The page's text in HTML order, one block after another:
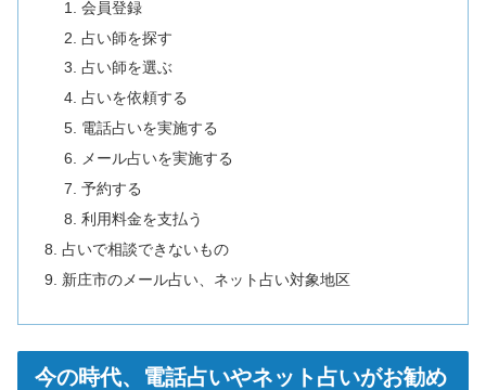
会員登録
占い師を探す
占い師を選ぶ
占いを依頼する
電話占いを実施する
メール占いを実施する
予約する
利用料金を支払う
占いで相談できないもの
新庄市のメール占い、ネット占い対象地区
今の時代、電話占いやネット占いがお勧め